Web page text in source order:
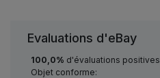
Evaluations d'eBay
100,0% d'évaluations positives
Objet conforme: